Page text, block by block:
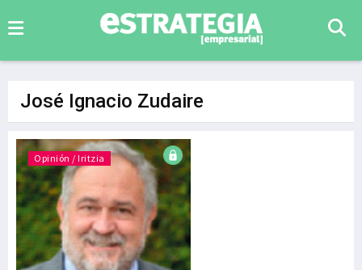
José Ignacio Zudaire
Opinión / Iritzia